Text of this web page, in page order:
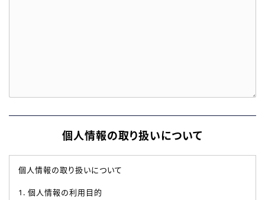
個人情報の取り扱いについて
個人情報の取り扱いについて
1. 個人情報の利用目的